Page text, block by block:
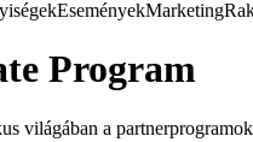
EseményekMarketing
Program
világában a